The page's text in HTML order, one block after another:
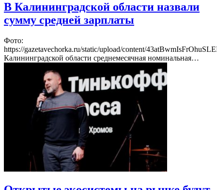
В Калининградской области назвали
сумму средней зарплаты
Фото:
https://gazetavechorka.ru/static/upload/content/
Калининградской области среднемесячная номинальная…